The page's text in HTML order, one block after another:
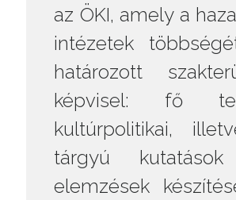
az ÖKI, amely a
intézetek
határozott
képvisel: fő
kultúrpolitikai,
tárgyú kutatások
elemzések